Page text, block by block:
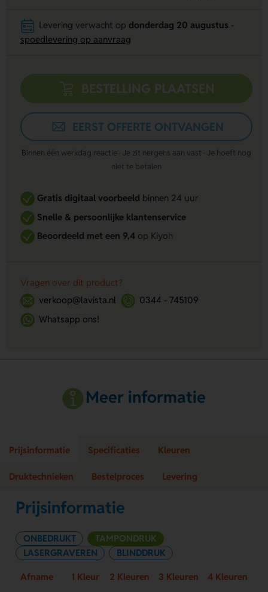
Levering verwacht op donderdag 20 augustus
spoedlevering op aanvraag
BESTELLING PLAATSEN
EERST OFFERTE ONTVANGEN
Binnen één werkdag reactie · Je zit nergens aan vast · Je hoeft nog
niet te betalen
Gratis digitaal voorbeeldbinnen 24 uur
Snelle & persoonlijke klantenservice
Beoordeeld met een 9,4op Kiyoh
Vragen over dit product?
verkoop@lavista.nl
0344 - 745109
Whatsapp ons!
Meer informatie
Prijsinformatie Specificaties Kleuren
Druktechnieken Bestelproces Levering
Prijsinformatie
ONBEDRUKT
TAMPONDRUK
LASERGRAVEREN
BLINDDRUK
Afname 1 Kleur 2 Kleuren 3 Kleuren 4 Kleuren